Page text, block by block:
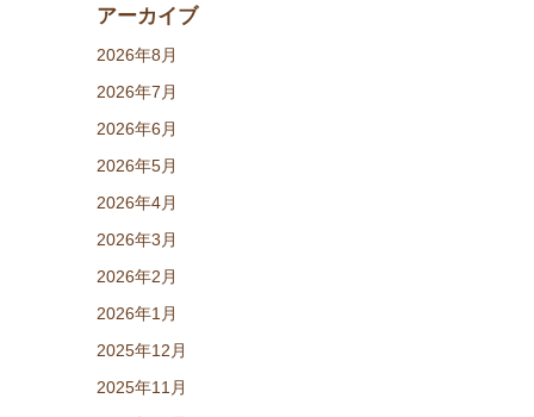
アーカイブ
2026年8月
2026年7月
2026年6月
2026年5月
2026年4月
2026年3月
2026年2月
2026年1月
2025年12月
2025年11月